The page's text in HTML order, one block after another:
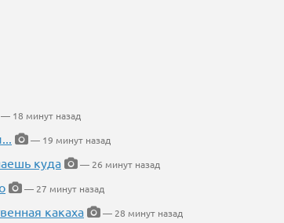
— 18 минут назад
— 19 минут назад
куда
— 26 минут назад
— 27 минут назад
какаха
— 28 минут назад